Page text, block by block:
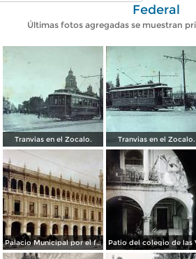
Federal
Últimas fotos agregadas se muestran
Tranvias en el Zocalo. Tranvias en el Zocalo.
Palacio Municipal por el fotografo Hugo Brehme..